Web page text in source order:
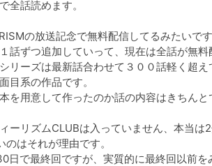
全話読めます。
の放送記念で無料配信してるみたいで
話ずつ追加していって、現在は全話が無料
リーズは最新話合わせて３００話軽く超
目系の作品です。
を用意して作ったのか話の内容はきちんと
ーリズムCLUBは入っていません、本当は
はそれが理由です。
日で最終回ですが、実質的に最終回以前を